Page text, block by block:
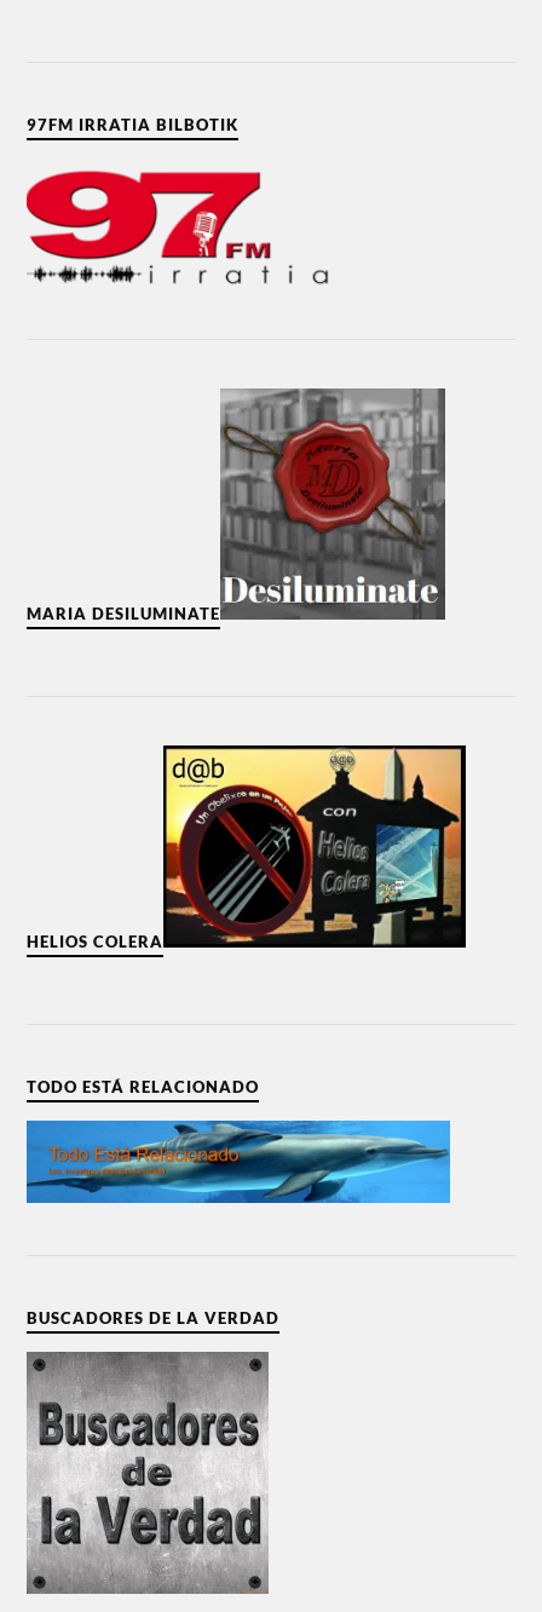
97FM IRRATIA BILBOTIK
MARIA DESILUMINATE
HELIOS COLERA
TODO ESTÁ RELACIONADO
BUSCADORES DE LA VERDAD